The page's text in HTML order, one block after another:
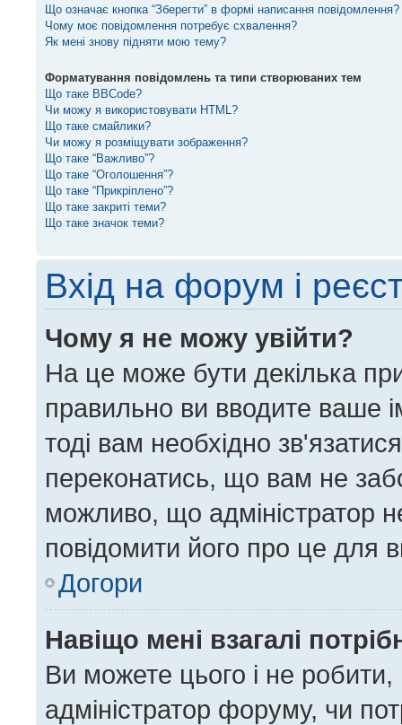
Що означає кнопка “Зберегти” в формі написання повідомлення?
Чому моє повідомлення потребує схвалення?
Як мені знову підняти мою тему?
Форматування повідомлень та типи створюваних тем
Що таке BBCode?
Чи можу я використовувати HTML?
Що таке смайлики?
Чи можу я розміщувати зображення?
Що таке “Важливо”?
Що таке “Оголошення”?
Що таке “Прикріплено”?
Що таке закриті теми?
Що таке значок теми?
Вхід на форум і
Чому я не можу увійти?
На це може бути декілька
правильно ви вводите ваше
тоді вам необхідно
переконатись, що вам не
можливо, що адміністратор
повідомити його про це для
Догори
Навіщо мені взагалі
Ви можете цього і не робити,
адміністратор форуму, чи